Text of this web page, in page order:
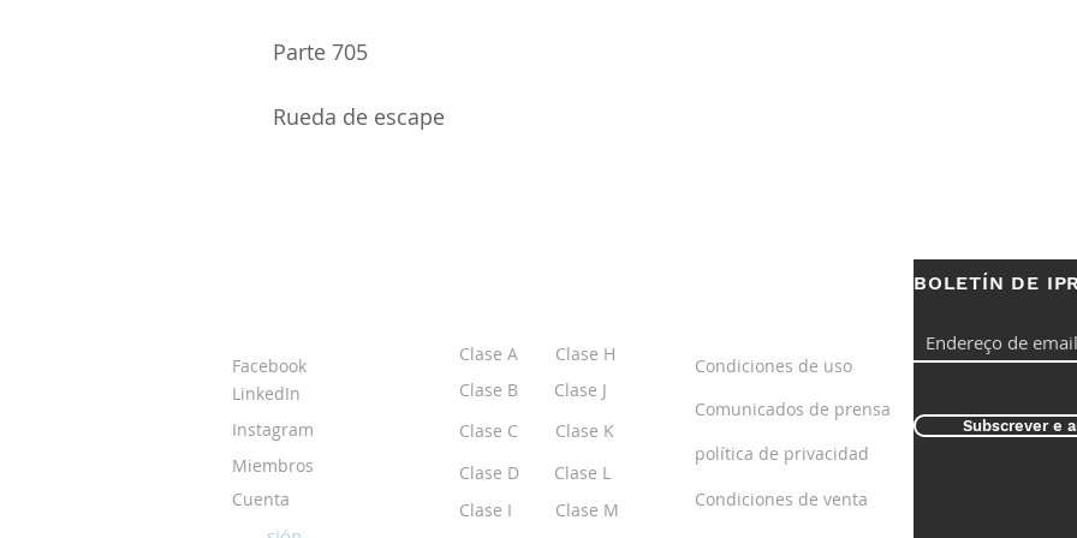
Parte 705
Rueda de escape
Facebook
LinkedIn
Instagram
Miembros
Cuenta
Clase A
Clase H
Clase B
Clase J
Clase C
Clase K
Clase D
Clase L
Clase I
Clase M
Condiciones de uso
Comunicados de prensa
política de privacidad
Condiciones de venta
BOLETÍN DE IPR
Subscrever e